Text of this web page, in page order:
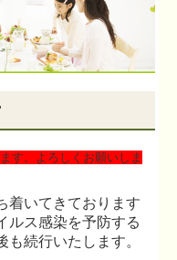
す。よろしくお願いしま
着いてきております
ルス感染を予防する
続行いたします。